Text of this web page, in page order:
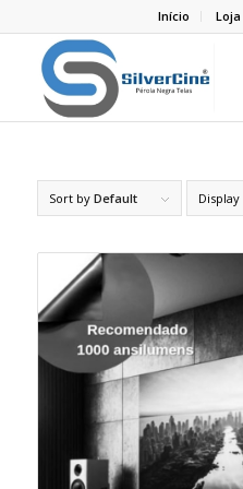
Início Loja
Sort by Default Display